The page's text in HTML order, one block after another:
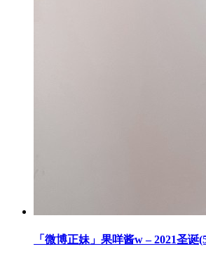
「微博正妹」果咩酱w – 2021圣诞